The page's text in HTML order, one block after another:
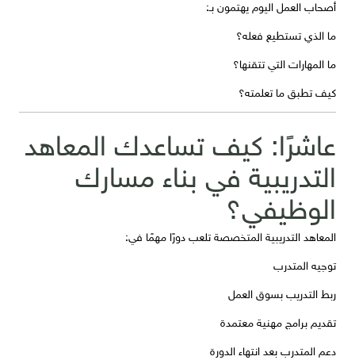
أصحاب العمل اليوم يهتمون بـ:
ما الذي تستطيع فعله؟
ما المهارات التي تتقنها؟
كيف تطبق ما تعلمته؟
عاشرًا: كيف تساعدك المعاهد
التدريبية في بناء مسارك
الوظيفي؟
المعاهد التدريبية المتخصصة تلعب دورًا مهمًا في:
توجيه المتدرب
ربط التدريب بسوق العمل
تقديم برامج مهنية معتمدة
دعم المتدرب بعد انتهاء الدورة